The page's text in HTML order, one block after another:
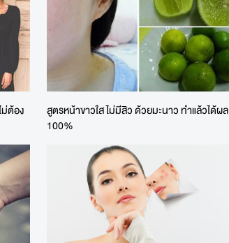
ม่ต้อง
สูตรหน้าขาวใส ไม่มีสิว ด้วยมะนาว ทำแล้วได้ผล
100%